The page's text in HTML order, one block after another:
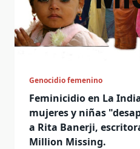
Genocidio femenino
Feminicidio en La
mujeres y niñas
a Rita Banerji,
Million Missing.